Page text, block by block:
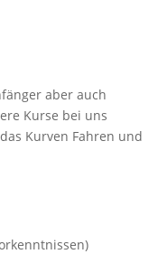
aber auch
Kurse bei uns
Kurven Fahren und